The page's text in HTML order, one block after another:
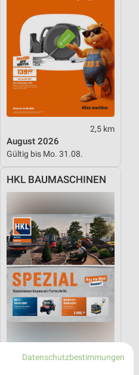
2,5 km
August 2026
Gültig bis Mo. 31.08.
HKL BAUMASCHINEN
1,6 km
Datenschutzbestimmungen